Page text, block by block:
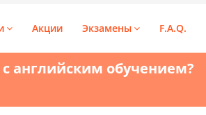
Акции Экзамены F.A.Q.
английским обучением?